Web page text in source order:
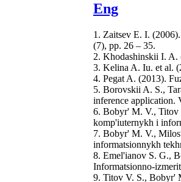
Eng
1. Zaitsev E. I.
(7), pp. 26 – 35.
2. Khodashinskii I. A.
3. Kelina A. Iu. et al.
4. Pegat A. (2013).
5. Borovskii A. S.,
inference application.
6. Bobyr' M. V., Titov
komp'iuternykh i
7. Bobyr' M. V.,
informatsionnykh
8. Emel'ianov S. G.,
Informatsionno-
9. Titov V. S., Bobyr'